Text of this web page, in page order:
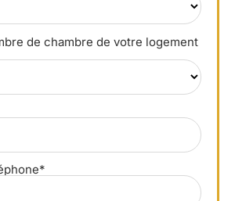
de chambre de votre logement